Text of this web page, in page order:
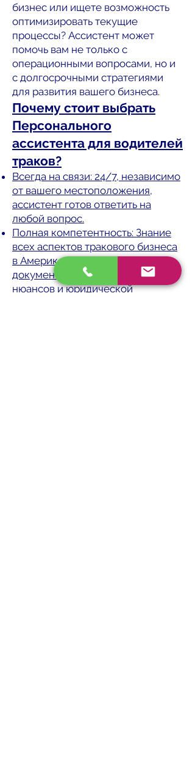
бизнес или ищете возможность
оптимизировать текущие
процессы? Ассистент может
помочь вам не только с
операционными вопросами, но и
с долгосрочными стратегиями
для развития вашего бизнеса.
Почему стоит выбрать
Персонального
ассистента для водителей
траков?
Всегда на связи: 24/7, независимо
от вашего местоположения,
ассистент готов ответить на
любой вопрос.
Полная компетентность: Знание
всех аспектов тракового бизнеса
в Америке — от работы с
документами до технических
нюансов и юридической